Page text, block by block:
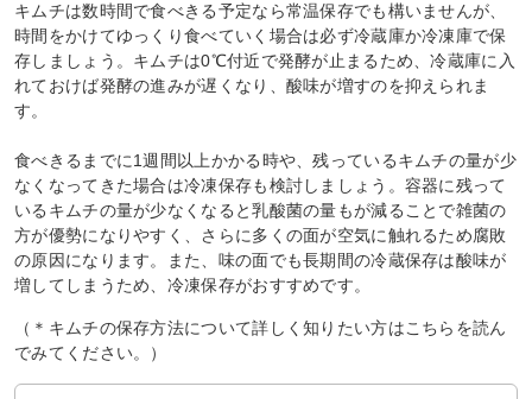
キムチは数時間で食べきる予定なら常温保存でも構いませんが、
時間をかけてゆっくり食べていく場合は必ず冷蔵庫か冷凍庫で保
存しましょう。キムチは0℃付近で発酵が止まるため、冷蔵庫に入
れておけば発酵の進みが遅くなり、酸味が増すのを抑えられま
す。
食べきるまでに1週間以上かかる時や、残っているキムチの量が少
なくなってきた場合は冷凍保存も検討しましょう。容器に残って
いるキムチの量が少なくなると乳酸菌の量もが減ることで雑菌の
方が優勢になりやすく、さらに多くの面が空気に触れるため腐敗
の原因になります。また、味の面でも長期間の冷蔵保存は酸味が
増してしまうため、冷凍保存がおすすめです。
（＊キムチの保存方法について詳しく知りたい方はこちらを読ん
でみてください。）